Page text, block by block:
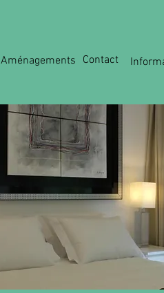
Aménagements Contact